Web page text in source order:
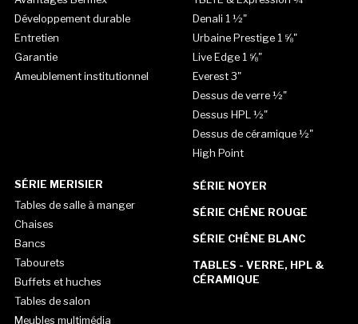
Développement durable
Entretien
Garantie
Ameublement institutionnel
Denali 1 ½"
Urbaine Prestige 1 ⅝"
Live Edge 1 ⅝"
Everest 3"
Dessus de verre ½"
Dessus HPL ½"
Dessus de céramique ½"
High Point
SÉRIE MERISIER
Tables de salle à manger
Chaises
Bancs
Tabourets
Buffets et huches
Tables de salon
Meubles multimédia
SÉRIE NOYER
SÉRIE CHÊNE ROUGE
SÉRIE CHÊNE BLANC
TABLES - VERRE, HPL &
CÉRAMIQUE